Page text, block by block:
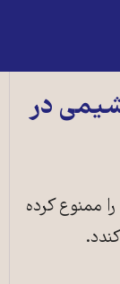
در
ممنوع کرده